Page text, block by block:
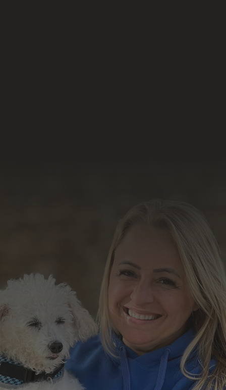
Formulário de Contato